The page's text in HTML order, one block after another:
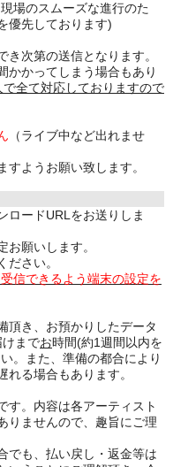
場のスムーズな進行のた
優先しております)
次第の送信となります。
かかってしまう場合もあり
で全て対応しておりますので
（ライブ中など出れませ
ようお願い致します。
ロードURLをお送りしま
願いします。
さい。
信できるよう端末の設定を
頂き、お預かりしたデータ
けまでお時間(約1週間以内を
。また、準備の都合により
る場合もあります。
す。内容は各アーティスト
りませんので、趣旨にご理
でも、払い戻し・返金等は